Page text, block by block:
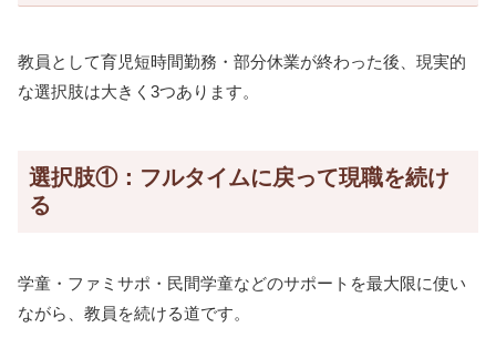
教員として育児短時間勤務・部分休業が終わった後、現実的
な選択肢は大きく3つあります。
選択肢①：フルタイムに戻って現職を続け
る
学童・ファミサポ・民間学童などのサポートを最大限に使い
ながら、教員を続ける道です。